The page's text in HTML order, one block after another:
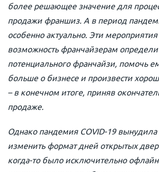
более решающее значение для
продажи франшиз. А в период
особенно актуально. Эти
возможность франчайзерам
потенциального франчайзи, помочь
больше о бизнесе и произвести
– в конечном итоге, приняв
продаже.
Однако пандемия COVID-19
изменить формат дней открытых
когда-то было исключительно